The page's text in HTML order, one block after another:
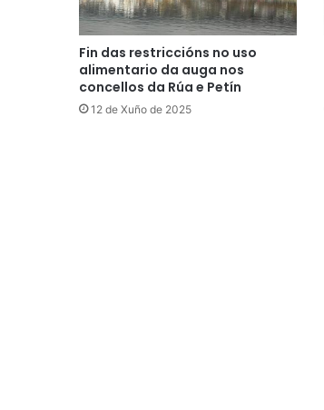
Fin das restriccións no uso
alimentario da auga nos
concellos da Rúa e Petín
12 de Xuño de 2025